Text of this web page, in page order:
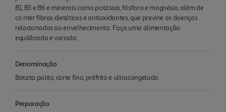
B1, B3 e B6 e minerais como potássio, fósforo e magnésio, além de
co nter fibras dietéticas e antioxidantes, que previne as doenças
relacionadas ao envelhecimento. Faça uma alimentação
equilibrada e variada.
Denominação
Batata palito, corte fino, préfrito e ultracongelado
Preparação